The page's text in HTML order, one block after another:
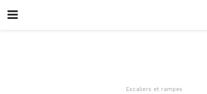
Escaliers et rampes